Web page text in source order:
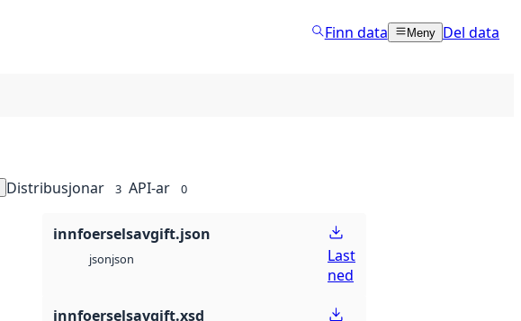
Finn data Meny Del data
Distribusjonar 3 API-ar 0
innfoerselsavgift.json
jsonjson
Last
ned
innfoerselsavgift.xsd